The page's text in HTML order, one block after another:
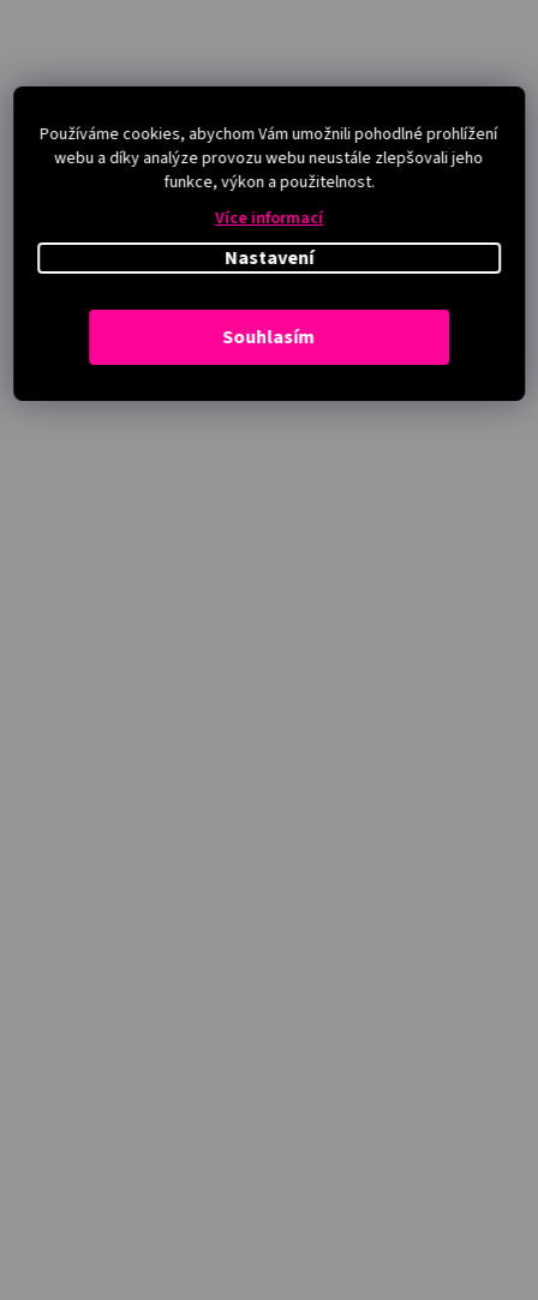
Používáme cookies, abychom Vám umožnili pohodlné prohlížení
webu a díky analýze provozu webu neustále zlepšovali jeho
funkce, výkon a použitelnost.
Více informací
Nastavení
Souhlasím